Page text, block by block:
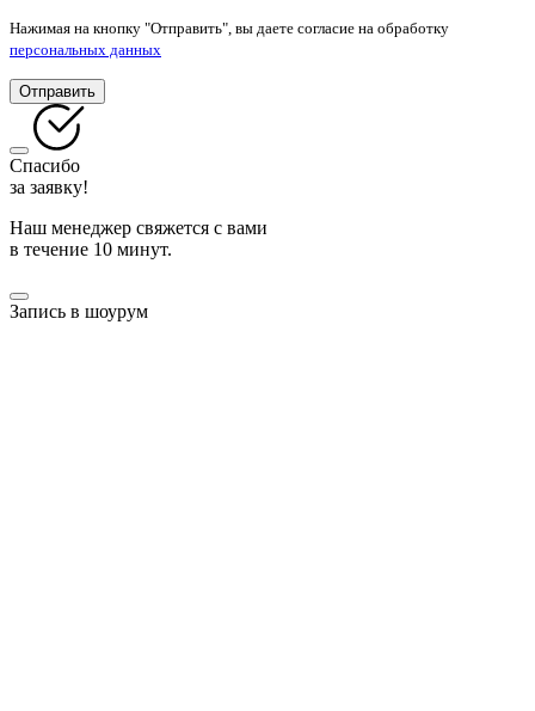
Нажимая на кнопку "Отправить", вы даете согласие на обработку
персональных данных
Отправить
Спасибо
за заявку!
Наш менеджер свяжется с вами
в течение 10 минут.
Запись в шоурум